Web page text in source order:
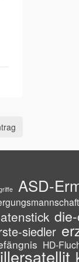
ASD-
siedler
HD-